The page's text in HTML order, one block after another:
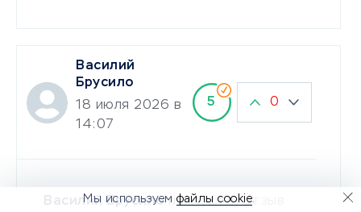
Василий
Брусило
18 июля 2026 в
14:07
5 0
Василий Брусилонаписал(а) отзыв
Мы используемфайлы cookie.